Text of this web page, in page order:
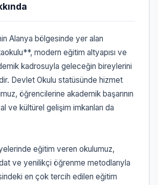
Alanya bölgesinde yer alan
modern eğitim altyapısı ve
kadrosuyla geleceğin bireylerini
Devlet Okulu statüsünde hizmet
öğrencilerine akademik başarının
ve kültürel gelişim imkanları da
eğitim veren okulumuz,
ve yenilikçi öğrenme metodlarıyla
en çok tercih edilen eğitim